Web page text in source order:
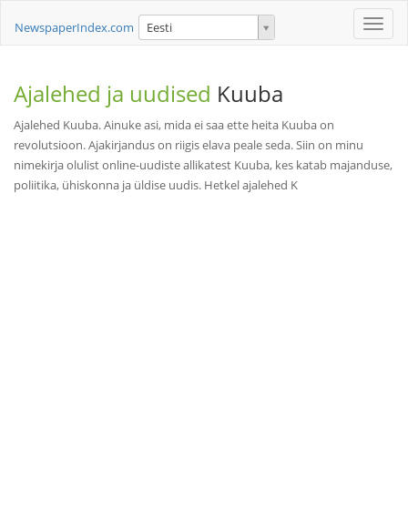
Toggle
NewspaperIndex.com Eesti
Ajalehed ja uudised Kuuba
Ajalehed Kuuba. Ainuke asi, mida ei saa ette heita Kuuba on
revolutsioon. Ajakirjandus on riigis elava peale seda. Siin on minu
nimekirja olulist online-uudiste allikatest Kuuba, kes katab majanduse,
poliitika, ühiskonna ja üldise uudis. Hetkel ajalehed K